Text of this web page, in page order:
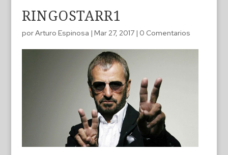
RINGOSTARR1
porArturo Espinosa | Mar 27, 2017| 0 Comentarios